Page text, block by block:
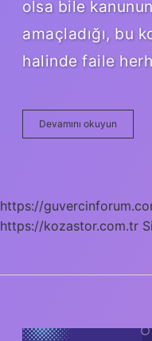
olsa bile
amaçladığı, bu
halinde faile
Devamını okuyun
Unsur
https://
https://kozastor.com.tr